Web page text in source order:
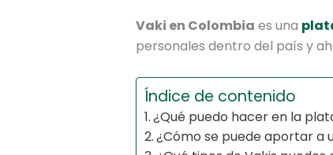
Vaki en Colombia es una
personales dentro del país y
Índice de contenido
¿Qué puedo hacer en la
¿Cómo se puede aportar a